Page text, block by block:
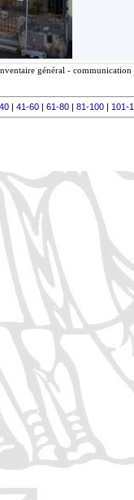
général -
| 41-60| 61-80| 81-100| 101-